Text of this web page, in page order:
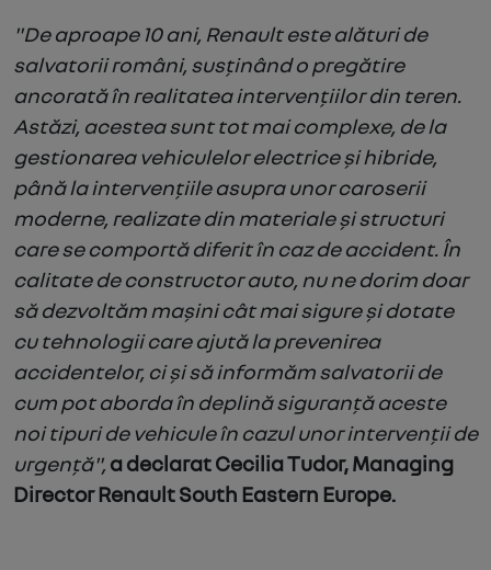
"De aproape 10 ani, Renault este alături de
salvatorii români, susținând o pregătire
ancorată în realitatea intervențiilor din teren.
Astăzi, acestea sunt tot mai complexe, de la
gestionarea vehiculelor electrice și hibride,
până la intervențiile asupra unor caroserii
moderne, realizate din materiale și structuri
care se comportă diferit în caz de accident. În
calitate de constructor auto, nu ne dorim doar
să dezvoltăm mașini cât mai sigure și dotate
cu tehnologii care ajută la prevenirea
accidentelor, ci și să informăm salvatorii de
cum pot aborda în deplină siguranță aceste
noi tipuri de vehicule în cazul unor intervenții de
urgență", a declaratCecilia Tudor, Managing
Director Renault South Eastern Europe.